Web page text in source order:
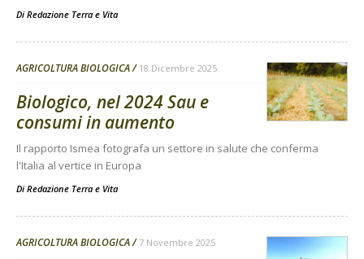
Di Redazione Terra e Vita
AGRICOLTURA BIOLOGICA 18 Dicembre 2025
Biologico, nel 2024 Sau e
consumi in aumento
Il rapporto Ismea fotografa un settore in salute che conferma
l'Italia al vertice in Europa
Di Redazione Terra e Vita
AGRICOLTURA BIOLOGICA 7 Novembre 2025